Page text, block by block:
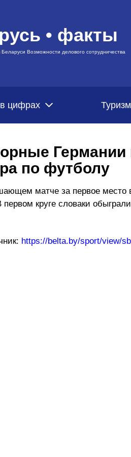
• факты
Возможности делового сотрудничества
цифрах
по футболу
матче за первое место
первом круге словаки
https://belta.by/sport/view/